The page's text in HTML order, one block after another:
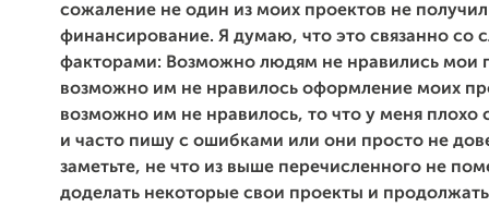
сожаление не один из моих проектов не получил
финансирование. Я думаю, что это связанно со
факторами: Возможно людям не нравились мои
возможно им не нравилось оформление моих
возможно им не нравилось, то что у меня плохо
и часто пишу с ошибками или они просто не
заметьте, не что из выше перечисленного не
доделать некоторые свои проекты и продолжать